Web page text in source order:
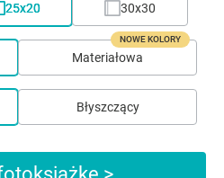
25x20
30x30
Materiałowa
NOWE KOLORY
Błyszczący